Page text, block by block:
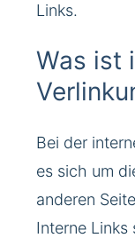
Links.
Was ist
Bei der
es sich um
anderen
Interne